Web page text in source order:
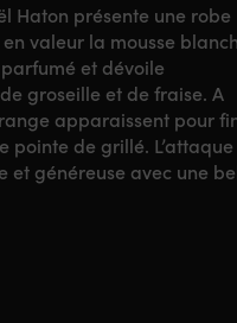
Haton présente une robe
valeur la mousse
et dévoile
groseille et de fraise. A
apparaissent pour
pointe de grillé. L’attaque
et généreuse avec une